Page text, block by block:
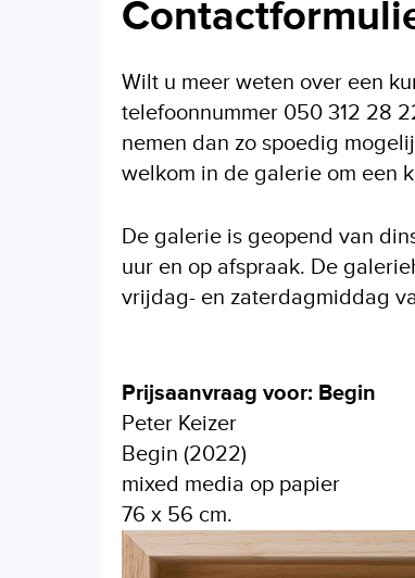
Wilt u meer weten over een
telefoonnummer 050 312 28
nemen dan zo spoedig
welkom in de galerie om een
De galerie is geopend van
uur en op afspraak. De
vrijdag- en zaterdagmiddag
Prijsaanvraag voor: Begin
Peter Keizer
Begin (2022)
mixed media op papier
76 x 56 cm.